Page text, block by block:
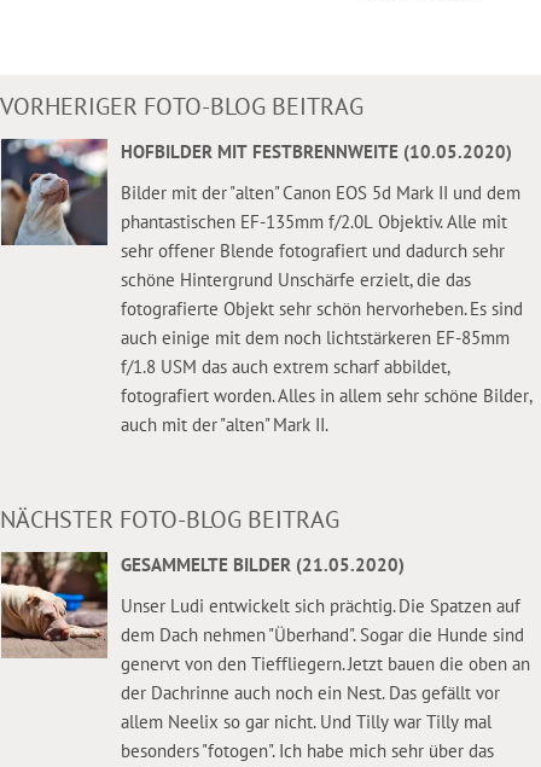
VORHERIGER FOTO-BLOG BEITRAG
HOFBILDER MIT FESTBRENNWEITE (10.05.2020)
Bilder mit der "alten" Canon EOS 5d Mark II und dem
phantastischen EF-135mm f/2.0L Objektiv. Alle mit
sehr offener Blende fotografiert und dadurch sehr
schöne Hintergrund Unschärfe erzielt, die das
fotografierte Objekt sehr schön hervorheben. Es sind
auch einige mit dem noch lichtstärkeren EF-85mm
f/1.8 USM das auch extrem scharf abbildet,
fotografiert worden. Alles in allem sehr schöne Bilder,
auch mit der "alten" Mark II.
NÄCHSTER FOTO-BLOG BEITRAG
GESAMMELTE BILDER (21.05.2020)
Unser Ludi entwickelt sich prächtig. Die Spatzen auf
dem Dach nehmen "Überhand". Sogar die Hunde sind
genervt von den Tieffliegern. Jetzt bauen die oben an
der Dachrinne auch noch ein Nest. Das gefällt vor
allem Neelix so gar nicht. Und Tilly war Tilly mal
besonders "fotogen". Ich habe mich sehr über das